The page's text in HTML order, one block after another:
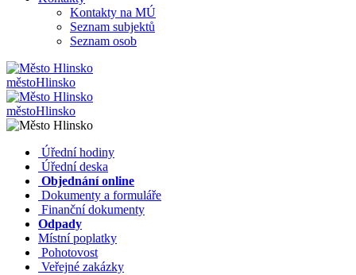
Kontakty na MÚ
Seznam subjektů
Seznam osob
městoHlinsko
městoHlinsko
Úřední hodiny
Úřední deska
Objednání online
Dokumenty a formuláře
Finanční dokumenty
Odpady
Místní poplatky
Pohotovost
Veřejné zakázky